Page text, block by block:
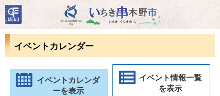
いちき串木野市
検
索・
共通
ューイベントカレンダー
イベントカレンダ
ーを表示
イベント情報一覧
を表示